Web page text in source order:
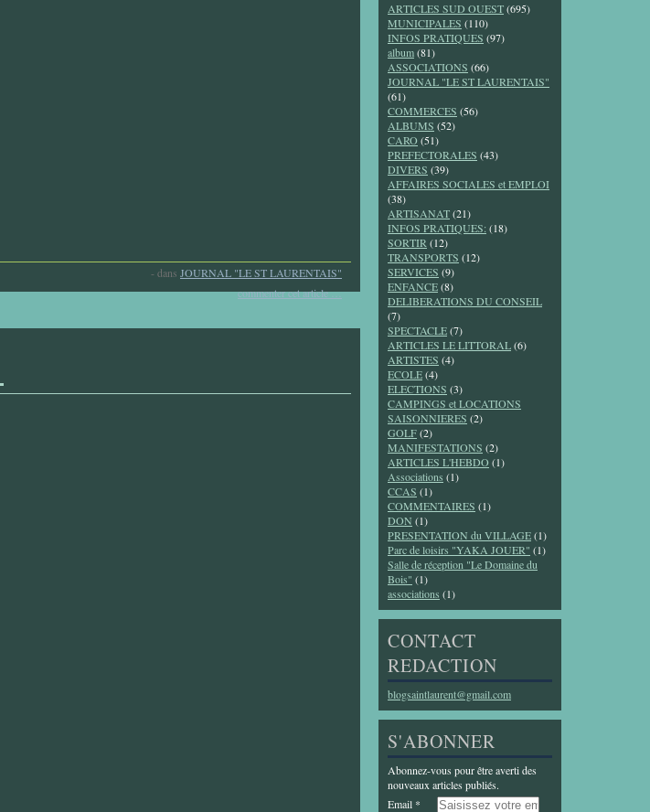
- dans JOURNAL "LE ST LAURENTAIS"
commenter cet article…
ARTICLES SUD OUEST(695)
MUNICIPALES (110)
INFOS PRATIQUES (97)
album(81)
ASSOCIATIONS (66)
JOURNAL "LE ST LAURENTAIS"
(61)
COMMERCES (56)
ALBUMS (52)
CARO (51)
PREFECTORALES (43)
DIVERS (39)
AFFAIRES SOCIALES et EMPLOI
(38)
ARTISANAT(21)
INFOS PRATIQUES: (18)
SORTIR (12)
TRANSPORTS (12)
SERVICES (9)
ENFANCE(8)
DELIBERATIONS DU CONSEIL
(7)
SPECTACLE(7)
ARTICLES LE LITTORAL(6)
ARTISTES (4)
ECOLE(4)
ELECTIONS (3)
CAMPINGS et LOCATIONS
SAISONNIERES (2)
GOLF(2)
MANIFESTATIONS (2)
ARTICLES L'HEBDO (1)
Associations (1)
CCAS (1)
COMMENTAIRES (1)
DON (1)
PRESENTATION du VILLAGE(1)
Parc de loisirs "YAKA JOUER" (1)
Salle de réception "Le Domaine du
Bois" (1)
associations (1)
CONTACT
REDACTION
blogsaintlaurent@gmail.com
S'ABONNER
Abonnez-vous pour être averti des
nouveaux articles publiés.
Email